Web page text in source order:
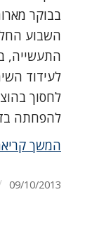
בבוקר
השבוע
התעשייה,
לעידוד
לחסוך
להפחתה
המשך
09/10/2013